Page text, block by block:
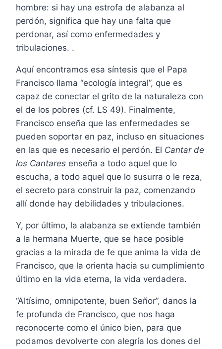
hombre: si hay una estrofa de alabanza al
perdón, significa que hay una falta que
perdonar, así como enfermedades y
tribulaciones. .
Aquí encontramos esa síntesis que el Papa
Francisco llama “ecología integral”, que es
capaz de conectar el grito de la naturaleza con
el de los pobres (cf. LS 49). Finalmente,
Francisco enseña que las enfermedades se
pueden soportar en paz, incluso en situaciones
en las que es necesario el perdón. El Cantar de
los Cantares enseña a todo aquel que lo
escucha, a todo aquel que lo susurra o le reza,
el secreto para construir la paz, comenzando
allí donde hay debilidades y tribulaciones.
Y, por último, la alabanza se extiende también
a la hermana Muerte, que se hace posible
gracias a la mirada de fe que anima la vida de
Francisco, que la orienta hacia su cumplimiento
último en la vida eterna, la vida verdadera.
“Altísimo, omnipotente, buen Señor”, danos la
fe profunda de Francisco, que nos haga
reconocerte como el único bien, para que
podamos devolverte con alegría los dones del